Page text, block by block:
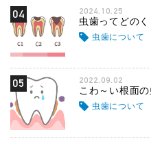
04 2024.10.25
虫歯ってどの
虫歯について
05 2022.09.02
こわ～い根面
虫歯について